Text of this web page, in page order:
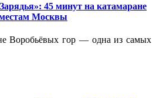
45 минут на катамаране
Москвы
Воробьёвых гор — одна из самых